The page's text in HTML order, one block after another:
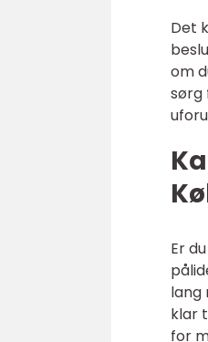
Det
om
sørg
Er
lang
klar
for